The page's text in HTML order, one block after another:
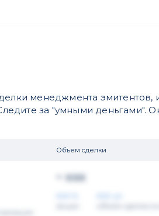
менеджмента эмитентов,
за "умными деньгами".
Объем сделки
~ xxx